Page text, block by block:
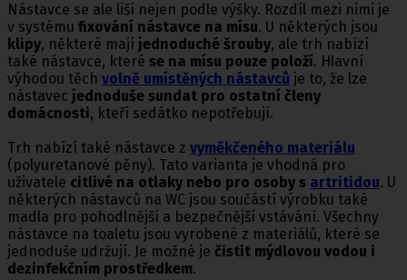
Nástavce se ale liší nejen podle výšky. Rozdíl mezi nimi je
v systému fixování nástavce na mísu. U některých jsou
klipy, některé mají jednoduché šrouby, ale trh nabízí
také nástavce, které se na mísu pouze položí. Hlavní
výhodou těch volně umístěných nástavců je to, že lze
nástavec jednoduše sundat pro ostatní členy
domácnosti, kteří sedátko nepotřebují.
Trh nabízí také nástavce z vyměkčeného materiálu
(polyuretanové pěny). Tato varianta je vhodná pro
uživatele citlivé na otlaky nebo pro osoby s artritidou. U
některých nástavců na WC jsou součástí výrobku také
madla pro pohodlnější a bezpečnější vstávání. Všechny
nástavce na toaletu jsou vyrobené z materiálů, které se
jednoduše udržují. Je možné je čistit mýdlovou vodou i
dezinfekčním prostředkem.